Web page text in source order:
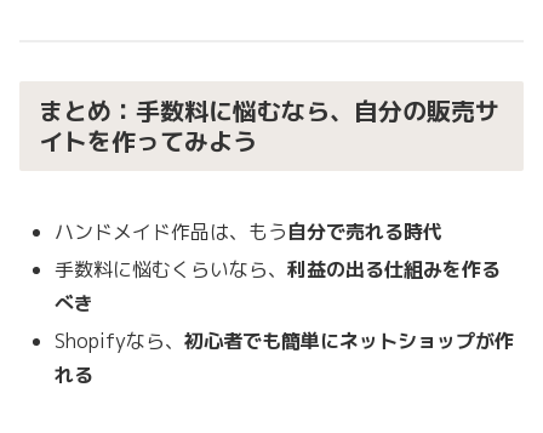
まとめ：手数料に悩むなら、自分の販売サ
イトを作ってみよう
ハンドメイド作品は、もう自分で売れる時代
手数料に悩むくらいなら、利益の出る仕組みを作る
べき
Shopifyなら、初心者でも簡単にネットショップが作
れる